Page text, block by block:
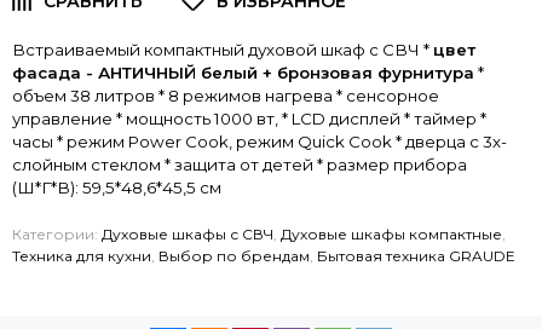
Встраиваемый компактный духовой шкаф с СВЧ * цвет
фасада - АНТИЧНЫЙ белый + бронзовая фурнитура *
объем 38 литров * 8 режимов нагрева * сенсорное
управление * мощность 1000 вт, * LCD дисплей * таймер *
часы * режим Power Cook, режим Quick Cook * дверца с 3х-
слойным стеклом * защита от детей * размер прибора
(Ш*Г*В): 59,5*48,6*45,5 см
Категории: Духовые шкафы с СВЧ, Духовые шкафы компактные,
Техника для кухни, Выбор по брендам, Бытовая техника GRAUDE